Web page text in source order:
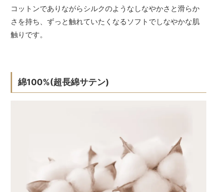
コットンでありながらシルクのようなしなやかさと滑らか
さを持ち、ずっと触れていたくなるソフトでしなやかな肌
触りです。
綿100%(超長綿サテン)